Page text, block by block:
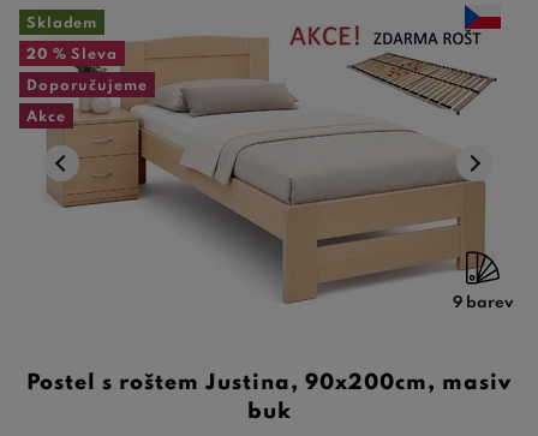
Skladem
20 % Sleva
Doporučujeme
Akce
9 barev
Postel s roštem Justina, 90x200cm, masiv
buk